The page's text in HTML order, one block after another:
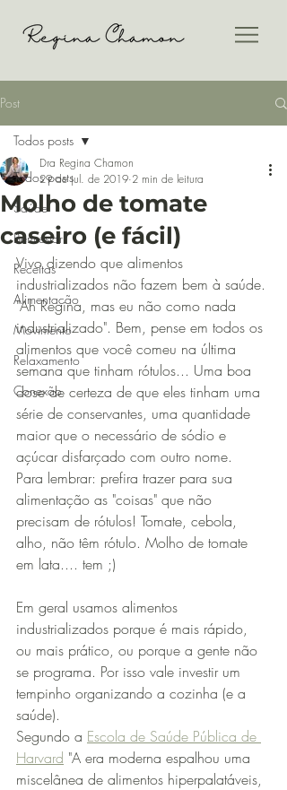
Post
Todos posts
Saúde
Bem-estar
Receitas
Alimentação
Movimento
Relaxamento
Conexão
Todos posts
Molho de tomate
caseiro (e fácil)
Dra Regina Chamon
29 de jul. de 2019 2 min de leitura
Vivo dizendo que alimentos
industrializados não fazem bem à saúde.
"Ah Regina, mas eu não como nada
industrializado". Bem, pense em todos os
alimentos que você comeu na última
semana que tinham rótulos... Uma boa
dose de certeza de que eles tinham uma
série de conservantes, uma quantidade
maior que o necessário de sódio e
açúcar disfarçado com outro nome.
Para lembrar: prefira trazer para sua
alimentação as "coisas" que não
precisam de rótulos! Tomate, cebola,
alho, não têm rótulo. Molho de tomate
em lata.... tem ;)
Em geral usamos alimentos
industrializados porque é mais rápido,
ou mais prático, ou porque a gente não
se programa. Por isso vale investir um
tempinho organizando a cozinha (e a
saúde).
Segundo a Escola de Saúde Pública de
Harvard "A era moderna espalhou uma
miscelânea de alimentos hiperpalatáveis,